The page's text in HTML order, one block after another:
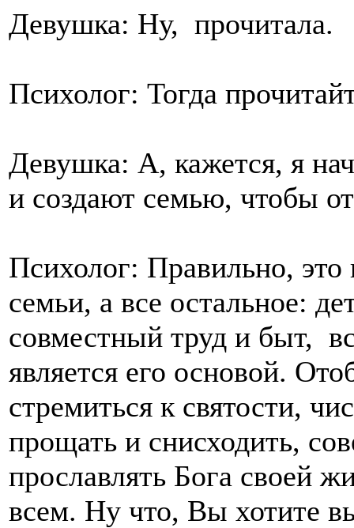
Девушка: Ну, прочитала.
Психолог: Тогда
Девушка: А, кажется, я
и создают семью, чтобы
Психолог: Правильно, это
семьи, а все остальное:
совместный труд и быт,
является его основой.
стремиться к святости,
прощать и снисходить,
прославлять Бога своей
всем. Ну что, Вы хотите